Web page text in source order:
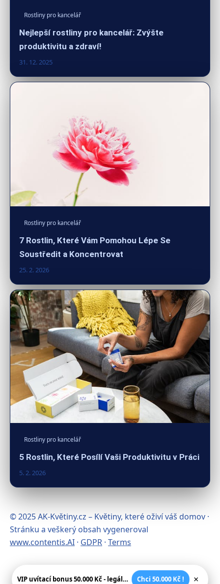
Rostliny pro kancelář
Nejlepší rostliny pro kancelář: Zvýšte
produktivitu a zdraví!
31. 12. 2025
Rostliny pro kancelář
7 Rostlin, Které Vám Pomohou Lépe Se
Soustředit a Koncentrovat
25. 2. 2026
Rostliny pro kancelář
5 Rostlin, Které Posílí Vaši Produktivitu v Práci
5. 2. 2026
© 2025 AK-Květiny.cz – Květiny, které oživí váš domov ·
Stránku a veškerý obsah vygeneroval
www.contentis.AI · GDPR · Terms
VIP uvítací bonus 50.000 Kč - legální české kasíno Chci 50.000 Kč ! ×